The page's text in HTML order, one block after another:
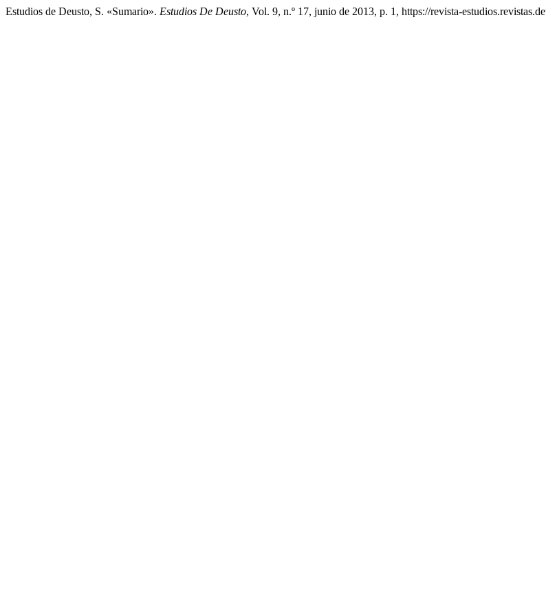
Estudios de Deusto, S. «Sumario». Estudios De Deusto, Vol. 9, n.º 17, junio de 2013, p. 1, https://revista-